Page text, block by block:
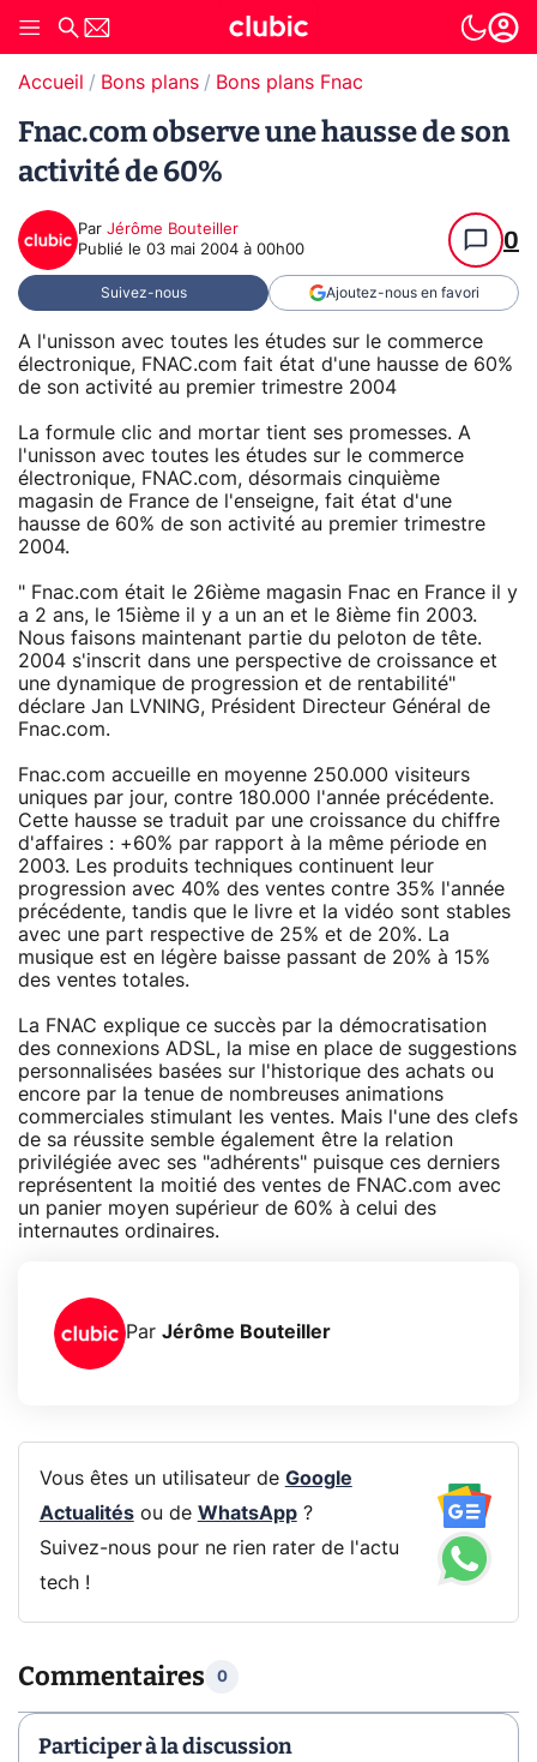
Accueil Bons plans Bons plans Fnac
Fnac.com observe une hausse de son
activité de 60%
Par Jérôme Bouteiller
Publié le 03 mai 2004 à 00h00 0
Suivez-nous Ajoutez-nous en favori
A l'unisson avec toutes les études sur le commerce
électronique, FNAC.com fait état d'une hausse de 60%
de son activité au premier trimestre 2004
La formule clic and mortar tient ses promesses. A
l'unisson avec toutes les études sur le commerce
électronique, FNAC.com, désormais cinquième
magasin de France de l'enseigne, fait état d'une
hausse de 60% de son activité au premier trimestre
2004.
" Fnac.com était le 26ième magasin Fnac en France il y
a 2 ans, le 15ième il y a un an et le 8ième fin 2003.
Nous faisons maintenant partie du peloton de tête.
2004 s'inscrit dans une perspective de croissance et
une dynamique de progression et de rentabilité"
déclare Jan LVNING, Président Directeur Général de
Fnac.com.
Fnac.com accueille en moyenne 250.000 visiteurs
uniques par jour, contre 180.000 l'année précédente.
Cette hausse se traduit par une croissance du chiffre
d'affaires : +60% par rapport à la même période en
2003. Les produits techniques continuent leur
progression avec 40% des ventes contre 35% l'année
précédente, tandis que le livre et la vidéo sont stables
avec une part respective de 25% et de 20%. La
musique est en légère baisse passant de 20% à 15%
des ventes totales.
La FNAC explique ce succès par la démocratisation
des connexions ADSL, la mise en place de suggestions
personnalisées basées sur l'historique des achats ou
encore par la tenue de nombreuses animations
commerciales stimulant les ventes. Mais l'une des clefs
de sa réussite semble également être la relation
privilégiée avec ses "adhérents" puisque ces derniers
représentent la moitié des ventes de FNAC.com avec
un panier moyen supérieur de 60% à celui des
internautes ordinaires.
Par Jérôme Bouteiller
Vous êtes un utilisateur de Google
Actualitésou de WhatsApp?
Suivez-nous pour ne rien rater de l'actu
tech !
Commentaires 0
Participer à la discussion